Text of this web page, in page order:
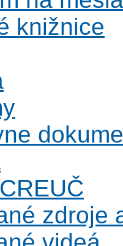
knižnice
zdroje